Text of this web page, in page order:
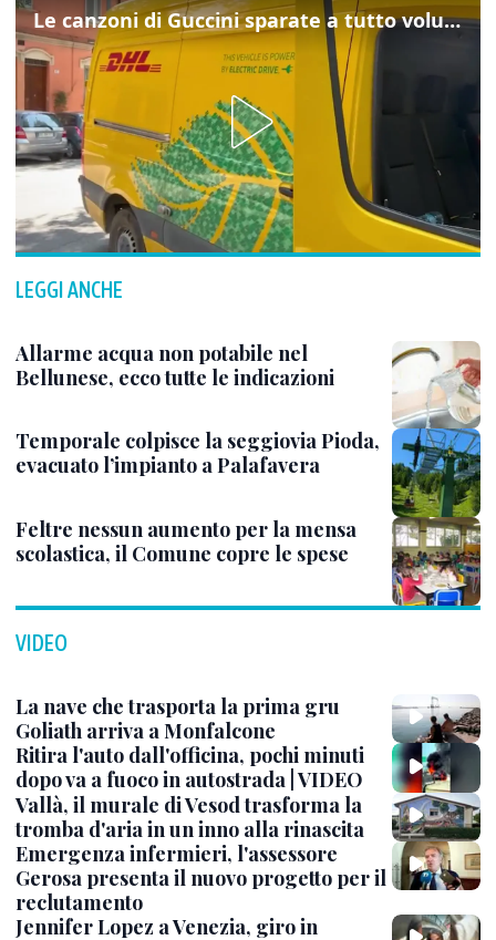
Le canzoni di Guccini sparate a tutto volume nella strada dove abitava
LEGGI ANCHE
Allarme acqua non potabile nel
Bellunese, ecco tutte le indicazioni
Temporale colpisce la seggiovia Pioda,
evacuato l’impianto a Palafavera
Feltre nessun aumento per la mensa
scolastica, il Comune copre le spese
VIDEO
La nave che trasporta la prima gru
Goliath arriva a Monfalcone
Ritira l'auto dall'officina, pochi minuti
dopo va a fuoco in autostrada | VIDEO
Vallà, il murale di Vesod trasforma la
tromba d'aria in un inno alla rinascita
Emergenza infermieri, l'assessore
Gerosa presenta il nuovo progetto per il
reclutamento
Jennifer Lopez a Venezia, giro in